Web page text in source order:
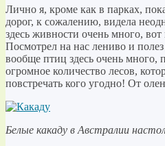
Лично я, кроме как в парках,
дорог, к сожалению, видела
здесь живности очень много,
Посмотрел на нас лениво и
вообще птиц здесь очень много,
огромное количество лесов,
повстречать кого угодно! От
Белые какаду в Австралии